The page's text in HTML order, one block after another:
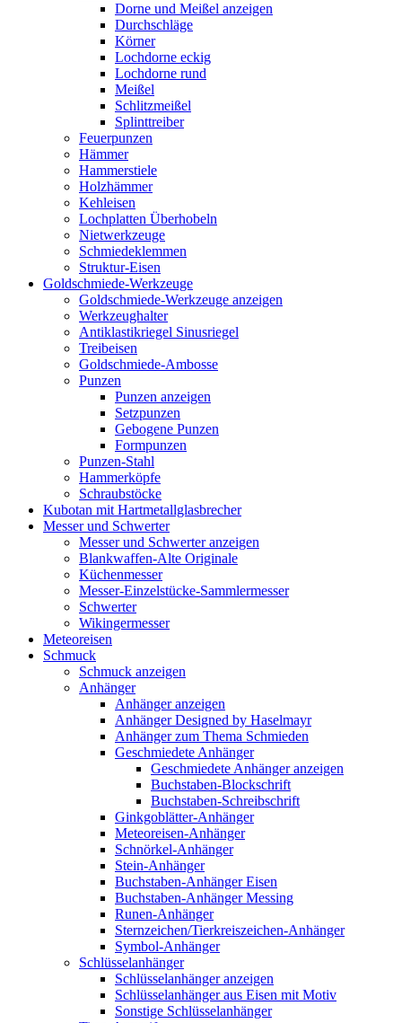
Dorne und Meißel anzeigen
Durchschläge
Körner
Lochdorne eckig
Lochdorne rund
Meißel
Schlitzmeißel
Splinttreiber
Feuerpunzen
Hämmer
Hammerstiele
Holzhämmer
Kehleisen
Lochplatten Überhobeln
Nietwerkzeuge
Schmiedeklemmen
Struktur-Eisen
Goldschmiede-Werkzeuge
Goldschmiede-Werkzeuge anzeigen
Werkzeughalter
Antiklastikriegel Sinusriegel
Treibeisen
Goldschmiede-Ambosse
Punzen
Punzen anzeigen
Setzpunzen
Gebogene Punzen
Formpunzen
Punzen-Stahl
Hammerköpfe
Schraubstöcke
Kubotan mit Hartmetallglasbrecher
Messer und Schwerter
Messer und Schwerter anzeigen
Blankwaffen-Alte Originale
Küchenmesser
Messer-Einzelstücke-Sammlermesser
Schwerter
Wikingermesser
Meteoreisen
Schmuck
Schmuck anzeigen
Anhänger
Anhänger anzeigen
Anhänger Designed by Haselmayr
Anhänger zum Thema Schmieden
Geschmiedete Anhänger
Geschmiedete Anhänger anzeigen
Buchstaben-Blockschrift
Buchstaben-Schreibschrift
Ginkgoblätter-Anhänger
Meteoreisen-Anhänger
Schnörkel-Anhänger
Stein-Anhänger
Buchstaben-Anhänger Eisen
Buchstaben-Anhänger Messing
Runen-Anhänger
Sternzeichen/Tierkreiszeichen-Anhänger
Symbol-Anhänger
Schlüsselanhänger
Schlüsselanhänger anzeigen
Schlüsselanhänger aus Eisen mit Motiv
Sonstige Schlüsselanhänger